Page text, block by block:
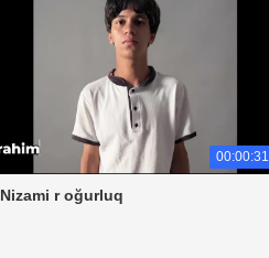
00:00:31
Nizami r oğurluq